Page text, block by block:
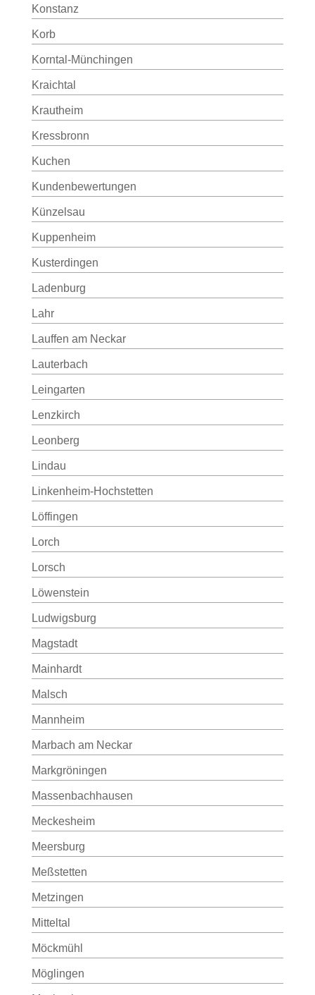
Konstanz
Korb
Korntal-Münchingen
Kraichtal
Krautheim
Kressbronn
Kuchen
Kundenbewertungen
Künzelsau
Kuppenheim
Kusterdingen
Ladenburg
Lahr
Lauffen am Neckar
Lauterbach
Leingarten
Lenzkirch
Leonberg
Lindau
Linkenheim-Hochstetten
Löffingen
Lorch
Lorsch
Löwenstein
Ludwigsburg
Magstadt
Mainhardt
Malsch
Mannheim
Marbach am Neckar
Markgröningen
Massenbachhausen
Meckesheim
Meersburg
Meßstetten
Metzingen
Mitteltal
Möckmühl
Möglingen